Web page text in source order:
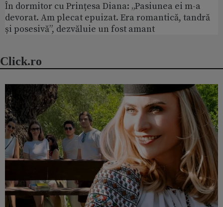
În dormitor cu Prințesa Diana: „Pasiunea ei m-a
devorat. Am plecat epuizat. Era romantică, tandră
și posesivă”, dezvăluie un fost amant
Click.ro